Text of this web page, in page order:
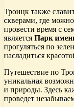
Троицк также
скверами, где
провести время с
является Парк
прогуляться по
насладиться
Путешествие по
уникальная
и природы. Здесь
проведет